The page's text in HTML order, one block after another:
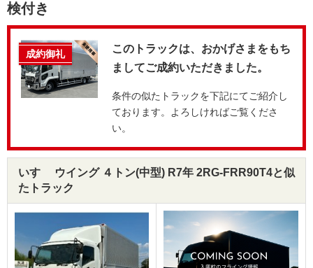
検付き
成約御礼
このトラックは、おかげさまをもち
ましてご成約いただきました。
条件の似たトラックを下記にてご紹介し
ております。よろしければご覧くださ
い。
いすゞ ウイング ４トン(中型) R7年 2RG-FRR90T4と似
たトラック